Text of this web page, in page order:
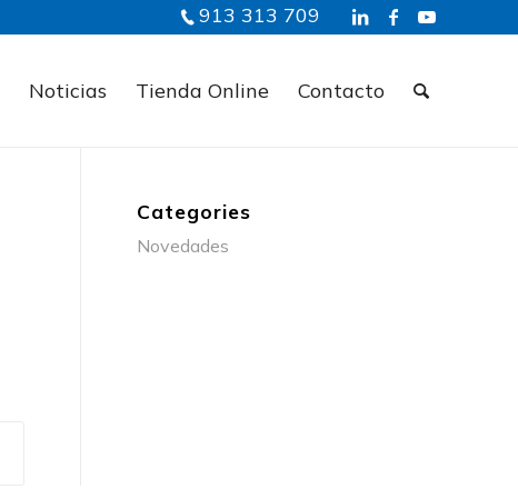
913 313 709
Noticias Tienda Online Contacto
Categories
Novedades